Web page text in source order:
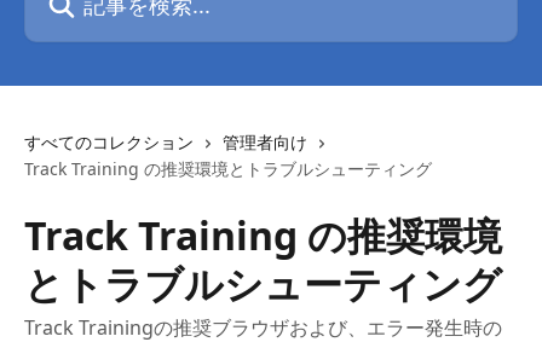
すべてのコレクション
管理者向け
Track Training の推奨環境とトラブルシューティング
Track Training の推奨環境
とトラブルシューティング
Track Trainingの推奨ブラウザおよび、エラー発生時の